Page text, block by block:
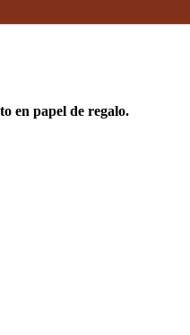
en papel de regalo.